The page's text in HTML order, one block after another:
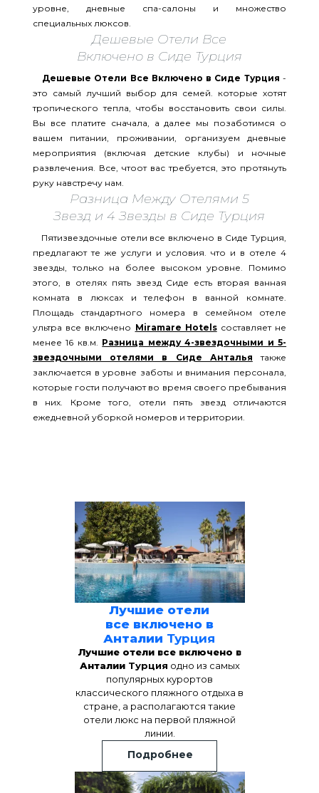
уровне, дневные спа-салоны и множество
специальных люксов.
Дешевые Отели Все
Включено в Сиде Турция
Дешевые Отели Все Включено в Сиде Турция-
это самый лучший выбор для семей. которые хотят
тропического тепла, чтобы восстановить свои силы.
Вы все платите сначала, а далее мы позаботимся о
вашем питании, проживании, организуем дневные
мероприятия (включая детские клубы) и ночные
развлечения. Все, чтоот вас требуется, это протянуть
руку навстречу нам.
Разница Между Отелями 5
Звезд и 4 Звезды в Сиде Турция
Пятизвездочные отели все включено в Сиде Турция,
предлагают те же услуги и условия. что и в отеле 4
звезды, только на более высоком уровне. Помимо
этого, в отелях пять звезд Сиде есть вторая ванная
комната в люксах и телефон в ванной комнате.
Площадь стандартного номера в семейном отеле
ультра все включено Miramare Hotelsсоставляет не
менее 16 кв.м. Разница между 4-звездочными и 5-
звездочными отелями в Сиде Анталья также
заключается в уровне заботы и внимания персонала,
которые гости получают во время своего пребывания
в них. Кроме того, отели пять звезд отличаются
ежедневной уборкой номеров и территории.
Лучшие отели
все включено в
Анталии Турция
Лучшие отели все включено в
Анталии Турция одно из самых
популярных курортов
классического пляжного отдыха в
стране, а располагаются такие
отели люкс на первой пляжной
линии.
Подробнее